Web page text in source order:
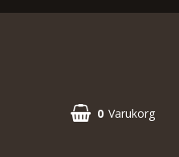
0 Varukorg